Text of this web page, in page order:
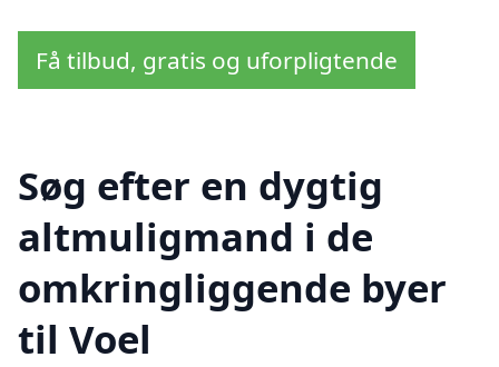
Få tilbud, gratis og uforpligtende
Søg efter en dygtig
altmuligmand i de
omkringliggende byer
til Voel